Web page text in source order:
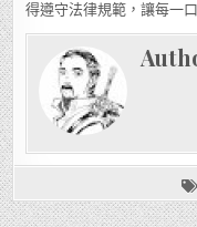
得遵守法律規範，讓每一